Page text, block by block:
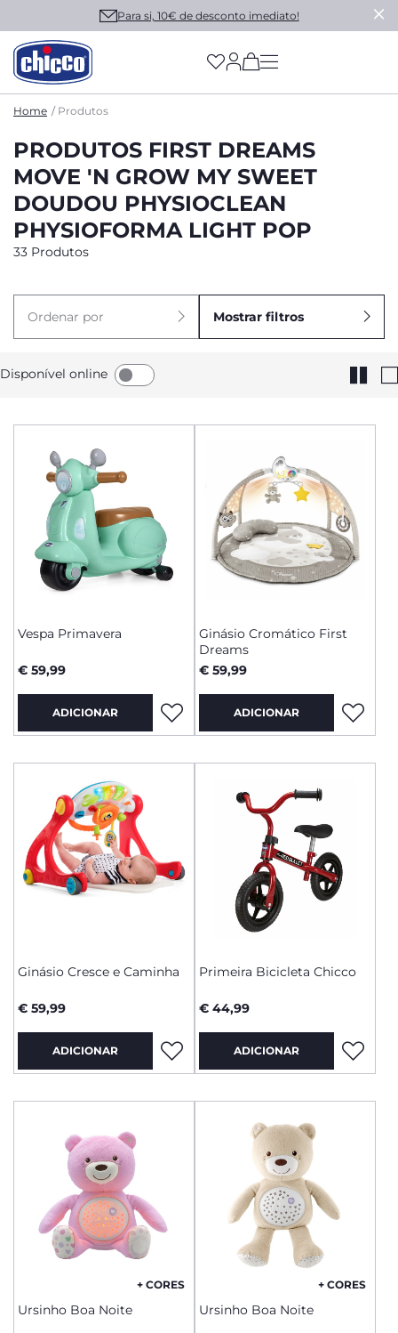
Para si, 10€ de desconto imediato!
(has more options
Home Produtos
PRODUTOS FIRST DREAMS
MOVE 'N GROW MY SWEET
DOUDOU PHYSIOCLEAN
PHYSIOFORMA LIGHT POP
33 Produtos
Ordenar por Mostrar filtros
Disponível online
Vespa Primavera
€ 59,99
ADICIONAR
Ginásio Cromático First
Dreams
€ 59,99
ADICIONAR
Ginásio Cresce e Caminha
€ 59,99
ADICIONAR
Primeira Bicicleta Chicco
€ 44,99
ADICIONAR
+ CORES
Ursinho Boa Noite
+ CORES
Ursinho Boa Noite